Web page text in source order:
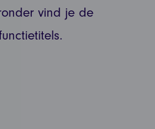
vind je de